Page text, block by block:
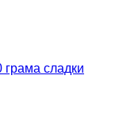
грама сладки